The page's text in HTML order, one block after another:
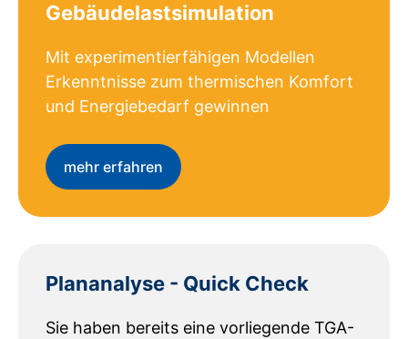
Gebäudelastsimulation
Mit experimentierfähigen Modellen
Erkenntnisse zum thermischen Komfort
und Energiebedarf gewinnen
mehr erfahren
Plananalyse - Quick Check
Sie haben bereits eine vorliegende TGA-